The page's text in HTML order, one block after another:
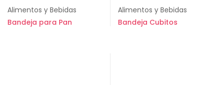
Alimentos y Bebidas
Bandeja para Pan
Alimentos y Bebidas
Bandeja Cubitos